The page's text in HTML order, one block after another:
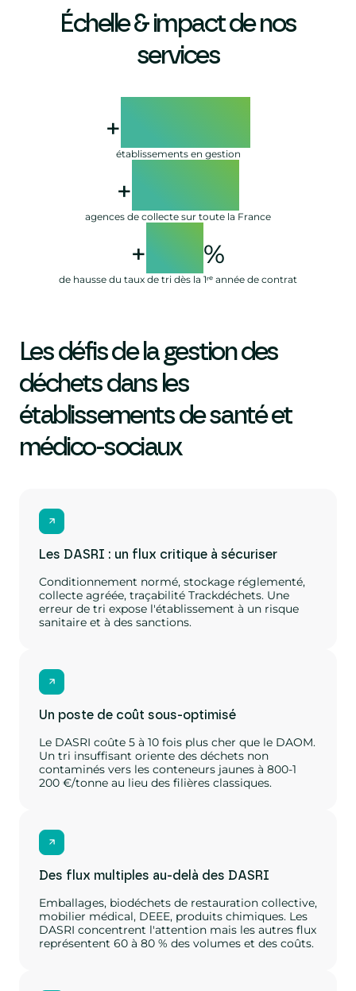
Échelle & impact de nos
services
+
établissements en gestion
+ 1200
agences de collecte sur toute la France
+20%
de hausse du taux de tri dès la 1ʳᵉ année de contrat
Les défis de la gestion des
déchets dans les
établissements de santé et
médico-sociaux
Les DASRI : un flux critique à sécuriser
Conditionnement normé, stockage réglementé,
collecte agréée, traçabilité Trackdéchets. Une
erreur de tri expose l'établissement à un risque
sanitaire et à des sanctions.
Un poste de coût sous-optimisé
Le DASRI coûte 5 à 10 fois plus cher que le DAOM.
Un tri insuffisant oriente des déchets non
contaminés vers les conteneurs jaunes à 800-1
200 €/tonne au lieu des filières classiques.
Des flux multiples au-delà des DASRI
Emballages, biodéchets de restauration collective,
mobilier médical, DEEE, produits chimiques. Les
DASRI concentrent l'attention mais les autres flux
représentent 60 à 80 % des volumes et des coûts.